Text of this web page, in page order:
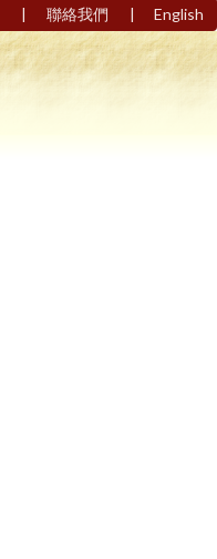
| 聯絡我們 | English